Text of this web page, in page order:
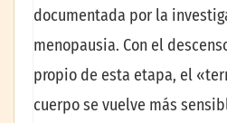
documentada por la
menopausia. Con el
propio de esta etapa, el
cuerpo se vuelve más